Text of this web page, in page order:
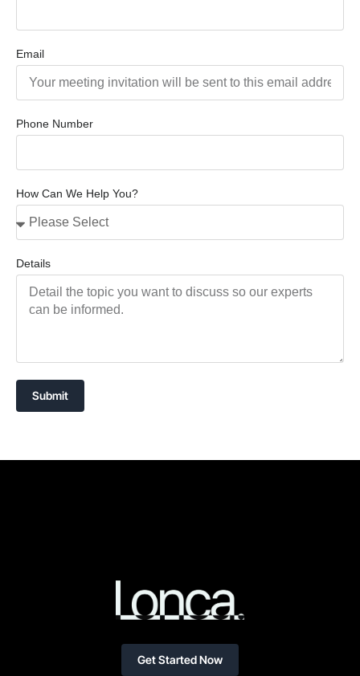
Email
Phone Number
How Can We Help You?
Details
Submit
Get Started Now